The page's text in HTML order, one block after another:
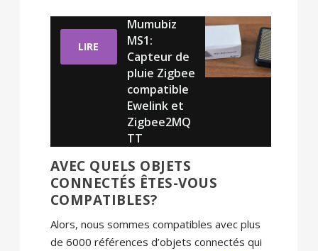
LIRE
Mumubiz
MS1:
Capteur de
pluie Zigbee
compatible
Ewelink et
Zigbee2MQ
TT
AVEC QUELS OBJETS
CONNECTÉS ÊTES-VOUS
COMPATIBLES?
Alors, nous sommes compatibles avec plus
de 6000 références d’objets connectés qui